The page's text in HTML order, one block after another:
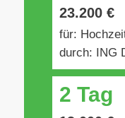
23.200 €
für:
durch: ING
2 Tag